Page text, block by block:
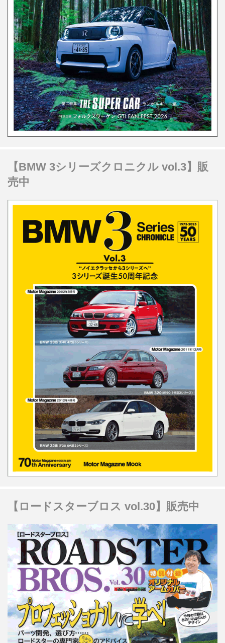
【BMW 3シリーズクロニクル vol.3】販
売中
【ロードスターブロス vol.30】販売中